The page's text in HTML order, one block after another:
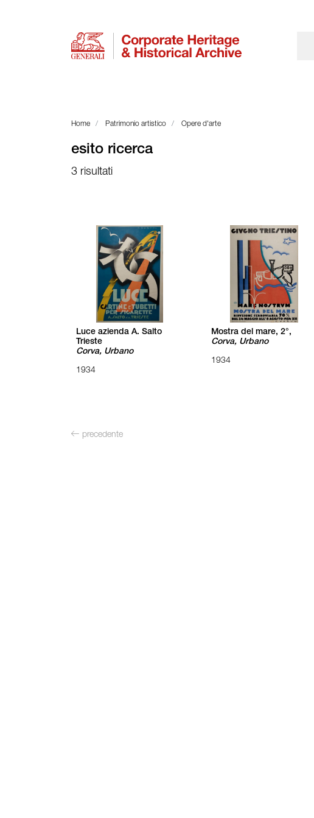
Home Patrimonio artistico Opere d'arte
esito ricerca
3 risultati
Luce azienda A. Salto
Trieste
Corva, Urbano
1934
Mostra del mare, 2°,
Corva, Urbano
1934
precedente